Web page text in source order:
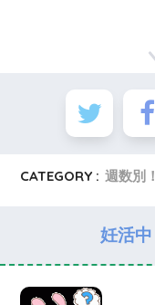
CATEGORY : 週数別
妊活